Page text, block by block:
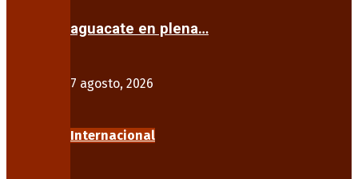
aguacate en plena…
7 agosto, 2026
Internacional